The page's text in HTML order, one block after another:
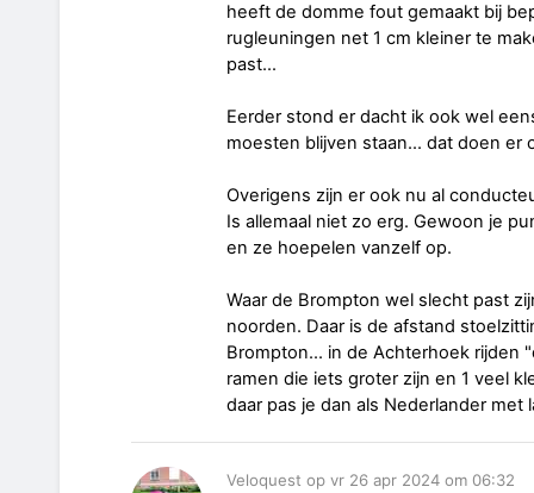
heeft de domme fout gemaakt bij
rugleuningen net 1 cm kleiner te
past...
Eerder stond er dacht ik ook wel
moesten blijven staan... dat doen er
Overigens zijn er ook nu al
Is allemaal niet zo erg. Gewoon je
en ze hoepelen vanzelf op.
Waar de Brompton wel slecht past
noorden. Daar is de afstand
Brompton... in de Achterhoek rijden
ramen die iets groter zijn en 1 veel
daar pas je dan als Nederlander met
Veloquest op vr 26 apr 2024 om 06:32